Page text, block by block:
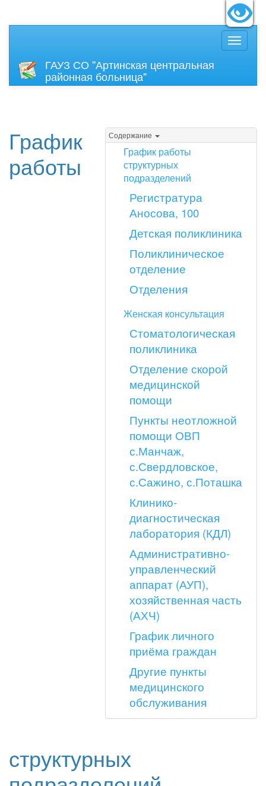
ГАУЗ СО "Артинская центральная
районная больница"
Содержание
График работы
структурных
подразделений
Регистратура
Аносова, 100
Детская поликлиника
Поликлиническое
отделение
Отделения
Женская консультация
Стоматологическая
поликлиника
Отделение скорой
медицинской
помощи
Пункты неотложной
помощи ОВП
с.Манчаж,
с.Свердловское,
с.Сажино, с.Поташка
Клинико-
диагностическая
лаборатория (КДЛ)
Административно-
управленческий
аппарат (АУП),
хозяйственная часть
(АХЧ)
График личного
приёма граждан
Другие пункты
медицинского
обслуживания
График
работы
структурных